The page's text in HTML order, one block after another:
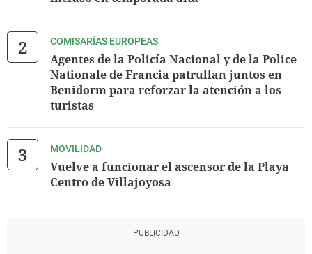
COMISARÍAS EUROPEAS
Agentes de la Policía Nacional y de la Police
Nationale de Francia patrullan juntos en
Benidorm para reforzar la atención a los
turistas
MOVILIDAD
Vuelve a funcionar el ascensor de la Playa
Centro de Villajoyosa